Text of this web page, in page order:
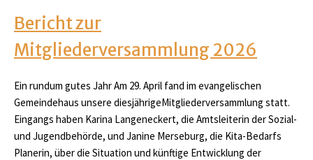
Bericht zur
Mitgliederversammlung 2026
Ein rundum gutes Jahr Am 29. April fand im evangelischen
Gemeindehaus unsere diesjährigeMitgliederversammlung statt.
Eingangs haben Karina Langeneckert, die Amtsleiterin der Sozial-
und Jugendbehörde, und Janine Merseburg, die Kita-Bedarfs
Planerin, über die Situation und künftige Entwicklung der